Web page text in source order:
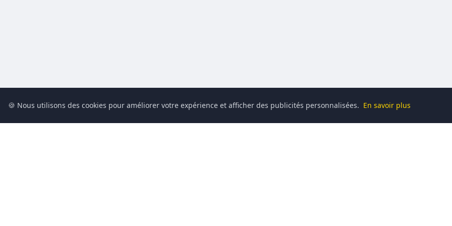
🍪 Nous utilisons des cookies pour améliorer votre expérience et afficher des publicités personnalisées. En savoir plus